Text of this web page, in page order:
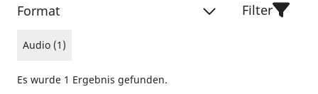
Format
Audio (1)
Filter
Es wurde 1 Ergebnis gefunden.